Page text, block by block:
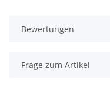
Bewertungen
Frage zum Artikel